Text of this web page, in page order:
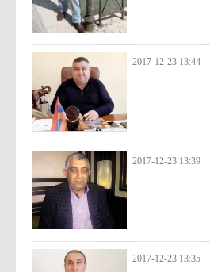
2017-12-23 13:44
2017-12-23 13:39
2017-12-23 13:35